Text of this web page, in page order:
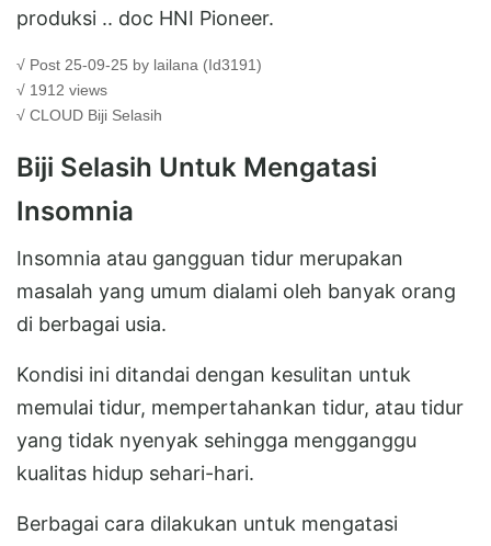
produksi .. doc HNI Pioneer.
√ Post 25-09-25 by lailana (Id3191)
√ 1912 views
√ CLOUD Biji Selasih
Biji Selasih Untuk Mengatasi
Insomnia
Insomnia atau gangguan tidur merupakan
masalah yang umum dialami oleh banyak orang
di berbagai usia.
Kondisi ini ditandai dengan kesulitan untuk
memulai tidur, mempertahankan tidur, atau tidur
yang tidak nyenyak sehingga mengganggu
kualitas hidup sehari-hari.
Berbagai cara dilakukan untuk mengatasi